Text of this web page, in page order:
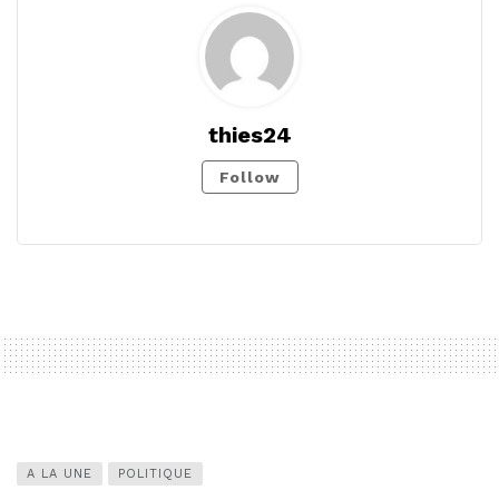
thies24
Follow
A LA UNE POLITIQUE